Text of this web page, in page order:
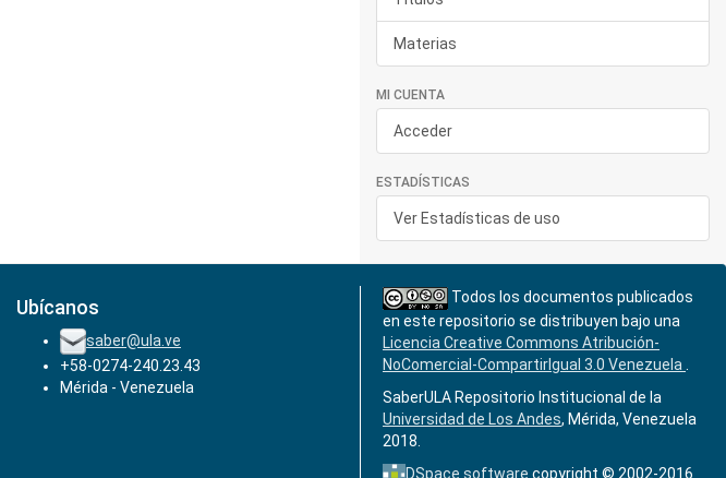
Materias
MI CUENTA
Acceder
ESTADÍSTICAS
Ver Estadísticas de uso
Ubícanos
saber@ula.ve
+58-0274-240.23.43
Mérida - Venezuela
Todos los documentos publicados
en este repositorio se distribuyen bajo una
Licencia Creative Commons Atribución-
NoComercial-CompartirIgual 3.0 Venezuela
SaberULA Repositorio Institucional de la
Universidad de Los Andes, Mérida, Venezuela
2018.
DSpace software copyright © 2002-2016